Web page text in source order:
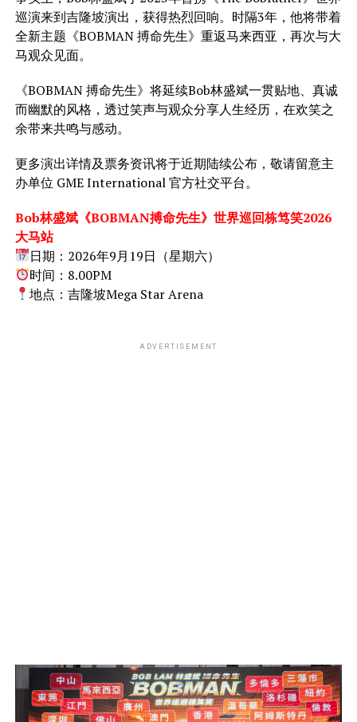
巡演来到吉隆坡演出，获得热烈回响。时隔3年，他将带着
全新主题《BOBMAN 搏命先生》重返马来西亚，再次与大
马观众见面。
《BOBMAN 搏命先生》将延续Bob林盛斌一贯贴地、真诚
而幽默的风格，透过笑声与观众分享人生经历，在欢笑之
余带来共鸣与感动。
更多演出详情及票务资讯将于近期陆续公布，敬请留意主
办单位 GME International 官方社交平台。
Bob林盛斌《BOBMAN搏命先生》世界巡回栋笃笑2026
大马站
日期：2026年9月19日（星期六）
时间：8.00PM
地点：吉隆坡Mega Star Arena
ADVERTISEMENT